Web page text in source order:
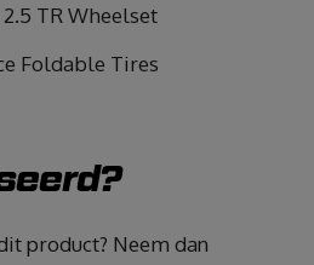
TR Wheelset
Foldable Tires
product? Neem dan